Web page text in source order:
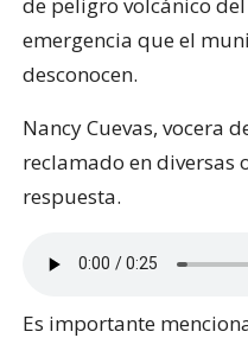
emergencia que el
desconocen.
Nancy Cuevas, vocera
reclamado en diversas
respuesta.
Es importante